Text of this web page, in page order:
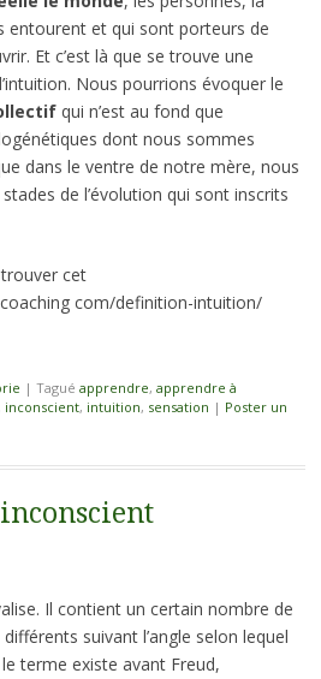
entourent et qui sont porteurs de
Et c’est là que se trouve une
Nous pourrions évoquer le
qui n’est au fond que
dont nous sommes
dans le ventre de notre mère, nous
de l’évolution qui sont inscrits
cet
com/definition-intuition/
| Tagué apprendre, apprendre à
inconscient, intuition, sensation | Poster un
Il contient un certain nombre de
suivant l’angle selon lequel
terme existe avant Freud,